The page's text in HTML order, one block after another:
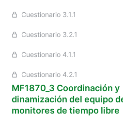
Cuestionario 3.1.1
Cuestionario 3.2.1
Cuestionario 4.1.1
Cuestionario 4.2.1
MF1870_3 Coordinación y
dinamización del equipo
monitores de tiempo libre